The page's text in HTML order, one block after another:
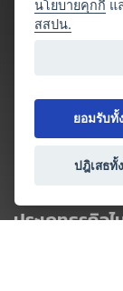
ประเภทธุรกิจ
นโยบายคุกกี้ แ
สสปน.
ยอมรับทั้
ปฎิเสธทั้